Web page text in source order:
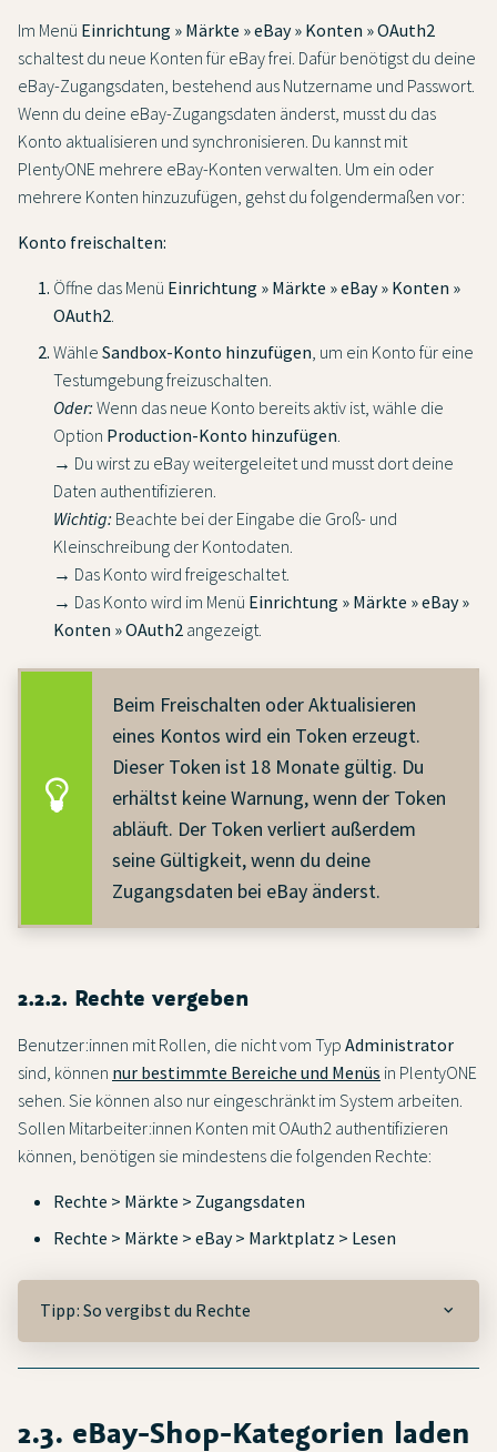
Im Menü Einrichtung » Märkte » eBay » Konten » OAuth2
schaltest du neue Konten für eBay frei. Dafür benötigst du deine
eBay-Zugangsdaten, bestehend aus Nutzername und Passwort.
Wenn du deine eBay-Zugangsdaten änderst, musst du das
Konto aktualisieren und synchronisieren. Du kannst mit
PlentyONE mehrere eBay-Konten verwalten. Um ein oder
mehrere Konten hinzuzufügen, gehst du folgendermaßen vor:
Konto freischalten:
Öffne das Menü Einrichtung » Märkte » eBay » Konten »
OAuth2
Wähle Sandbox-Konto hinzufügen , um ein Konto für eine
Testumgebung freizuschalten.
Oder: Wenn das neue Konto bereits aktiv ist, wähle die
Option Production-Konto hinzufügen
→ Du wirst zu eBay weitergeleitet und musst dort deine
Daten authentifizieren.
Wichtig: Beachte bei der Eingabe die Groß- und
Kleinschreibung der Kontodaten.
→ Das Konto wird freigeschaltet.
→ Das Konto wird im Menü Einrichtung » Märkte » eBay »
Konten » OAuth2 angezeigt.
Beim Freischalten oder Aktualisieren
eines Kontos wird ein Token erzeugt.
Dieser Token ist 18 Monate gültig. Du
erhältst keine Warnung, wenn der Token
abläuft. Der Token verliert außerdem
seine Gültigkeit, wenn du deine
Zugangsdaten bei eBay änderst.
2.2.2. Rechte vergeben
Benutzer:innen mit Rollen, die nicht vom Typ Administrator
sind, können nur bestimmte Bereiche und Menüs in PlentyONE
sehen. Sie können also nur eingeschränkt im System arbeiten.
Sollen Mitarbeiter:innen Konten mit OAuth2 authentifizieren
können, benötigen sie mindestens die folgenden Rechte:
Rechte > Märkte > Zugangsdaten
Rechte > Märkte > eBay > Marktplatz > Lesen
Tipp: So vergibst du Rechte
2.3. eBay-Shop-Kategorien laden